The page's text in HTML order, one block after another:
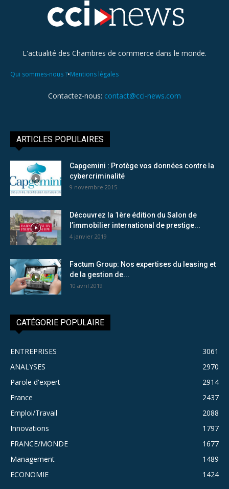
L'actualité des Chambres de commerce dans le monde.
Qui sommes-nous ?•Mentions légales
Contactez-nous: contact@cci-news.com
ARTICLES POPULAIRES
Capgemini : Protège vos données contre la
cybercriminalité
9 novembre 2015
Découvrez la 1ère édition du Salon de
l’immobilier international de prestige...
4 janvier 2019
Factum Group: Nos expertises du leasing et
de la gestion de...
10 avril 2019
CATÉGORIE POPULAIRE
ENTREPRISES
3061
ANALYSES
2970
Parole d'expert
2914
France
2437
Emploi/Travail
2088
Innovations
1797
FRANCE/MONDE
1677
Management
1489
ECONOMIE
1424